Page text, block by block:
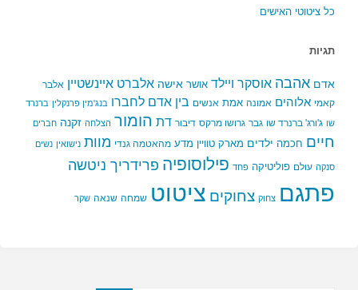
כל ציטוטי האישים
תגיות
אדם אהבה אוסקר ויילד אושר אישה אלברט איינשטיין אלבר
קאמי אלוהים אמונה אמת אנשים בין אדם לחברו בנג'מין פרנקלין ברנרד
שו ג'ורג' ברנרד שו גבר גרושו מרקס דיבור דת הומור הצלחה זקנה חברים
חיים חכמה ילדים מארק טוויין מדע מהאטמה גנדי מוות נישואין נשים
סנקה עולם פוליטיקה פחד פילוסופיה פרידריך ניטשה
פתגם צחוק צחוקים ציטוט שמחה שנאה שקר